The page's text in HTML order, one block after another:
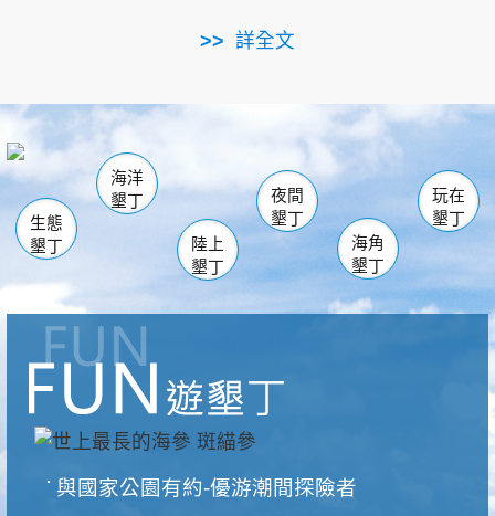
詳全文
南仁湖
海生館
恆春 佳樂水
龍鑾潭自然中心 森林遊樂區
瓊麻館
關山 墾管處遊客中心
社頂公園 風吹沙
船帆石
白砂 龍磐公園
香蕉灣
砂島
鵝鑾鼻
生態
墾丁
海洋
墾丁
陸上
墾丁
夜間
墾丁
海角
墾丁
玩在
墾丁
與國家公園有約-優游潮間探險者